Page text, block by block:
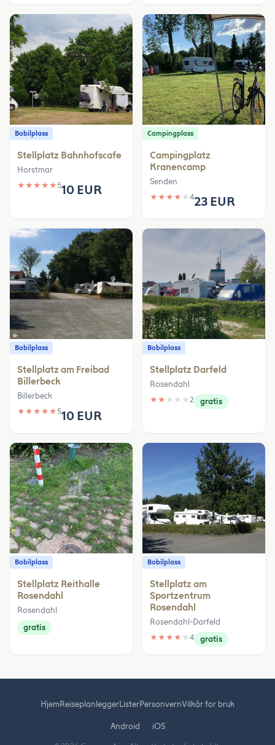
Bobilplass
Stellplatz Bahnhofscafe
Horstmar
★ ★ ★ ★ ★510 EUR
Campingplass
Campingplatz
Kranencamp
Senden
★ ★ ★ ★ ★ 423 EUR
Bobilplass
Stellplatz am Freibad
Billerbeck
Billerbeck
★ ★ ★ ★ ★510 EUR
Bobilplass
Stellplatz Darfeld
Rosendahl
★ ★ ★ ★ ★ 2 gratis
Bobilplass
Stellplatz Reithalle
Rosendahl
Rosendahl
gratis
Bobilplass
Stellplatz am
Sportzentrum
Rosendahl
Rosendahl-Darfeld
★ ★ ★ ★ ★ 4 gratis
HjemReiseplanleggerListerPersonvernVilkår for bruk
Android iOS